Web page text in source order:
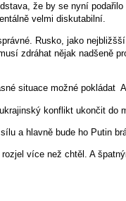
že by se nyní
velmi diskutabilní.
Rusko, jako
zdráhat nějak nadšeně
situace možné pokládat
konflikt ukončit do
a hlavně bude ho Putin
více než chtěl. A